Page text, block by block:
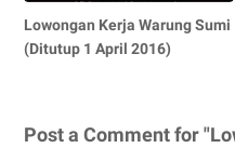
Lowongan Kerja Warung Sumi
(Ditutup 1 April 2016)
Post a Comment for